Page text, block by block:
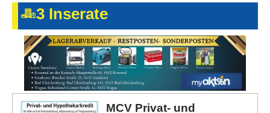
Kontakt
AGB, Nutzungsbedingungen
Impressum
3 Inserate
MCV Privat- und